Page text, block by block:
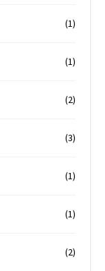
(1)
(1)
(2)
(3)
(1)
(1)
(2)